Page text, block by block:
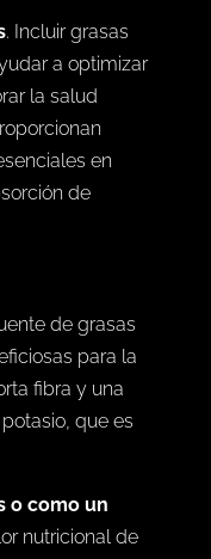
. Incluir grasas
a optimizar
la salud
en
de
de grasas
para la
fibra y una
que es
o como un
nutricional de